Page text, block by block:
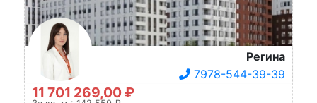
Регина
7978-544-39-39
11 701 269,00 ₽